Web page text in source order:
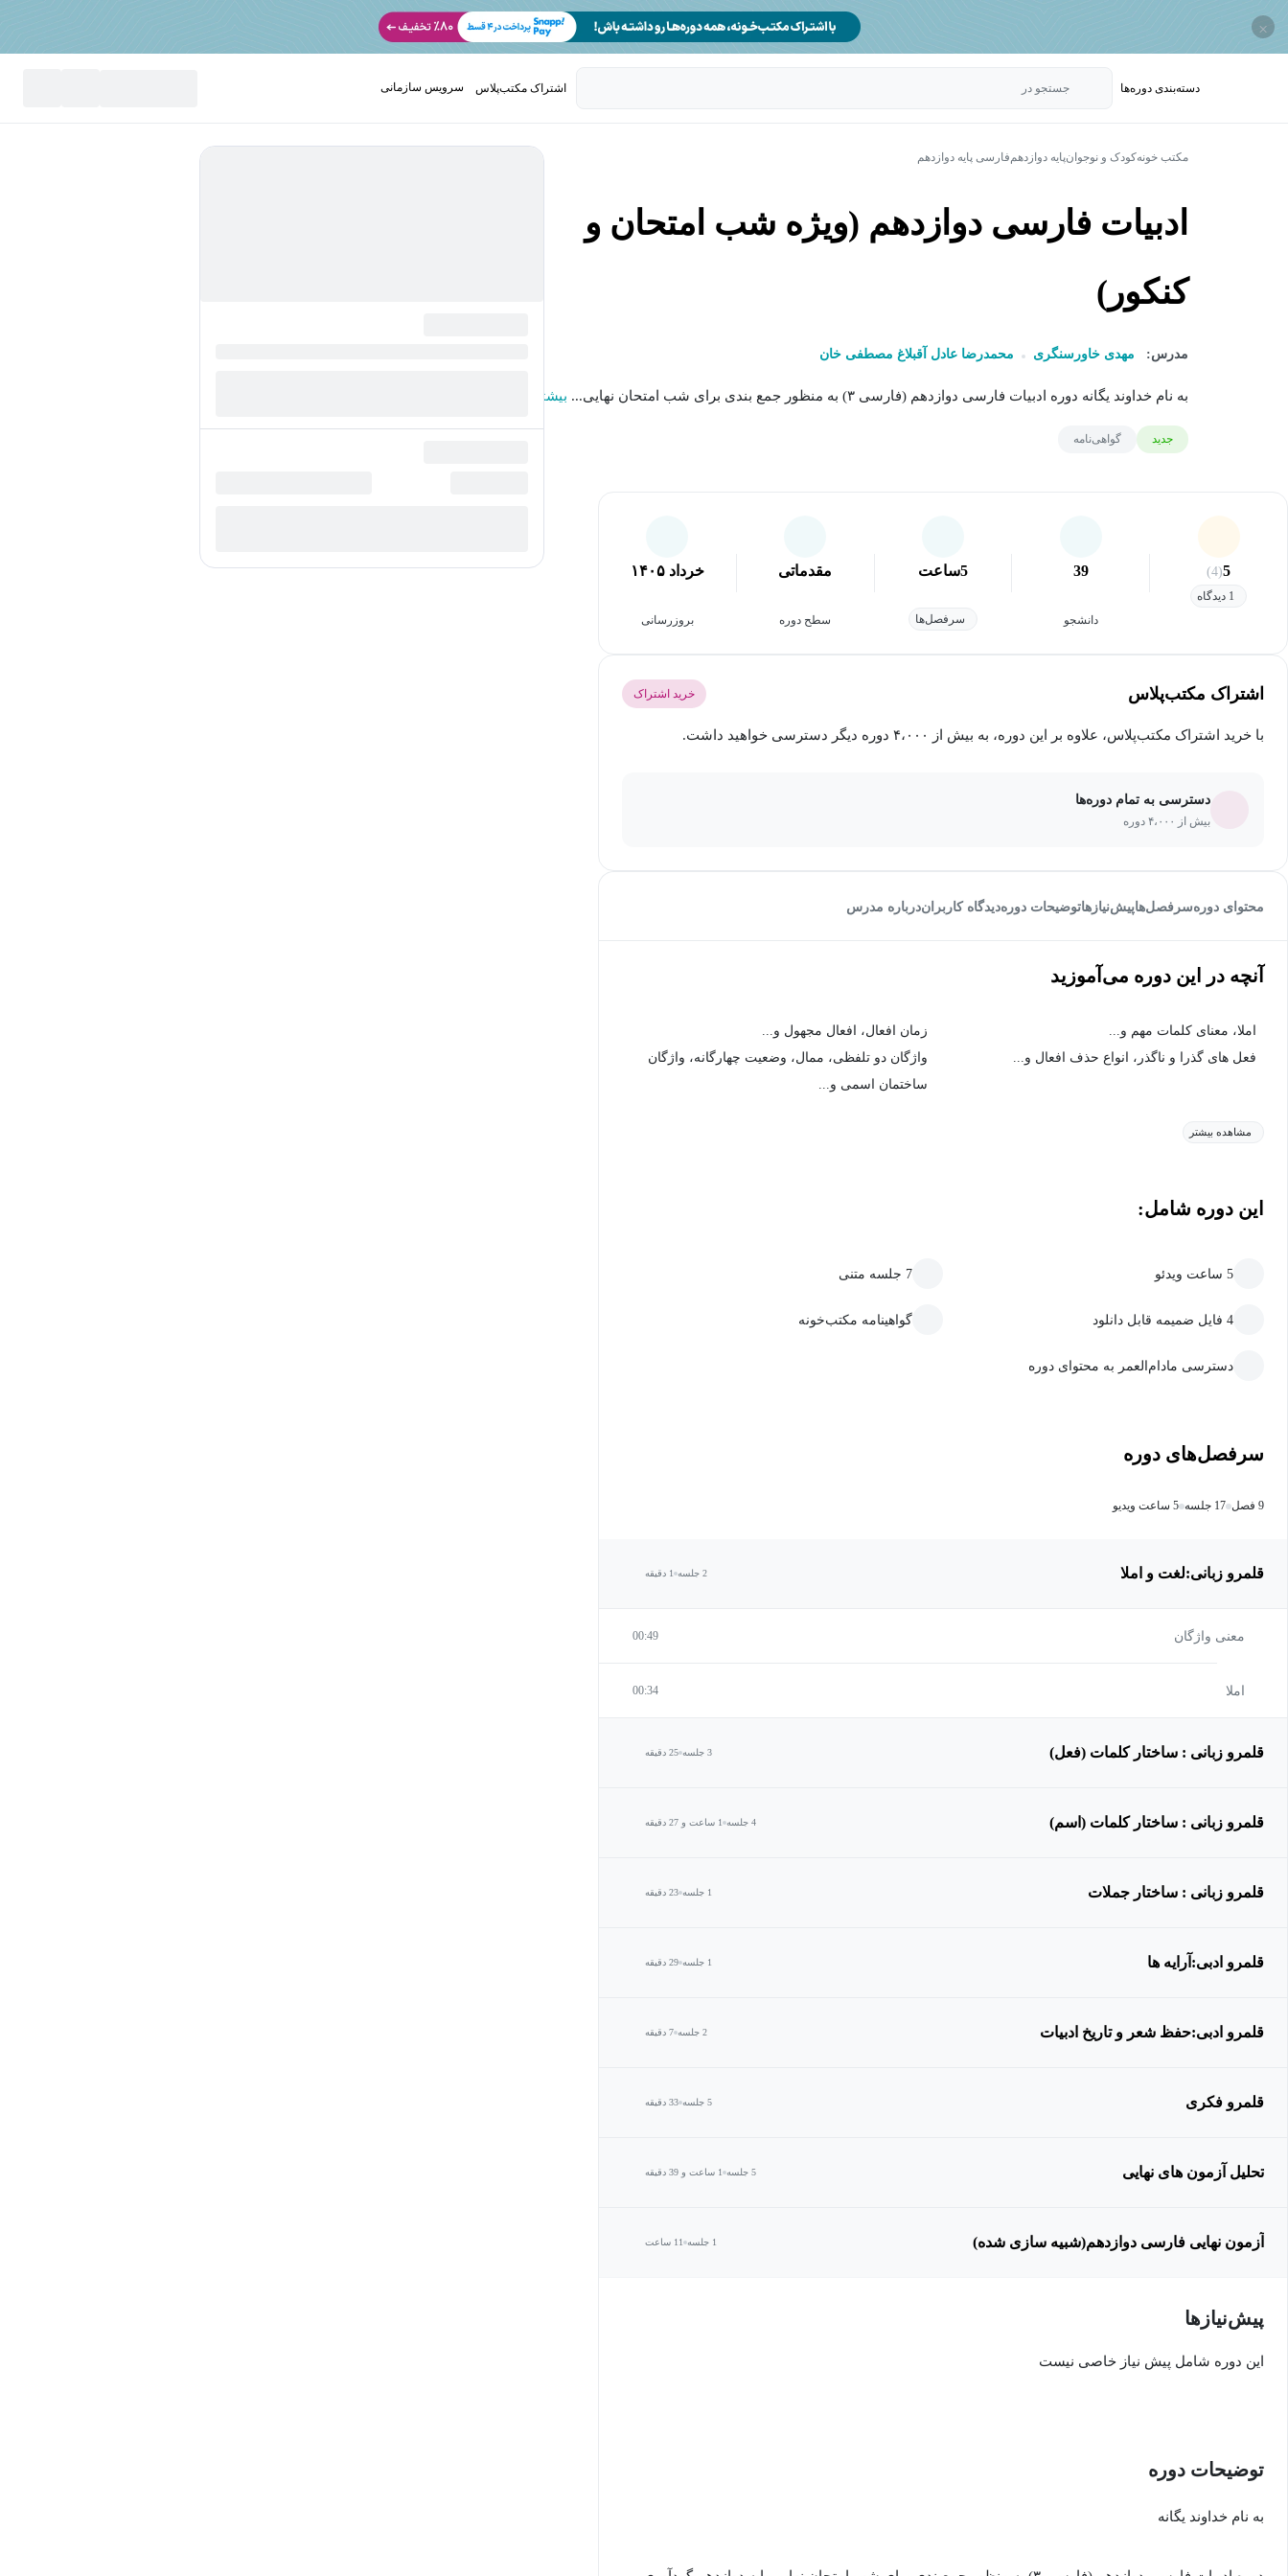
×
دسته‌بندی‌ دوره‌ها جستجو در اشتراک مکتب‌پلاس سرویس سازمانی
مکتب خونهکودک و نوجوانپایه دوازدهمفارسی پایه دوازدهم
ادبیات فارسی دوازدهم (ویژه شب امتحان و
کنکور)
مدرس: مهدی خاورسنگری محمدرضا عادل آقبلاغ مصطفی خان
به نام خداوند یگانه دوره ادبیات فارسی دوازدهم (فارسی ۳) به منظور جمع بندی برای شب امتحان نهایی... بیشتر
جدید گواهی‌نامه
5
(4)
1 دیدگاه
39
دانشجو
5ساعت
سرفصل‌ها
مقدماتی
سطح دوره بروزرسانی
خرداد ۱۴۰۵
اشتراک مکتب‌پلاس خرید اشتراک
با خرید اشتراک مکتب‌پلاس، علاوه بر این دوره، به بیش از ۴،۰۰۰ دوره دیگر دسترسی خواهید داشت.
دسترسی به تمام دوره‌ها
بیش از ۴،۰۰۰ دوره
محتوای دورهسرفصل‌هاپیش‌نیاز‌هاتوضیحات دورهدیدگاه کاربراندرباره مدرس
آنچه در این دوره می‌آموزید
املا، معنای کلمات مهم و...
زمان افعال، افعال مجهول و...
فعل های گذرا و ناگذر، انواع حذف افعال و...
واژگان دو تلفظی، ممال، وضعیت چهارگانه، واژگان
ساختمان اسمی و...
مشاهده بیشتر
این دوره شامل:
5 ساعت ویدئو 7 جلسه متنی
4 فایل ضمیمه قابل دانلود گواهینامه مکتب‌خونه
دسترسی مادام‌العمر به محتوای دوره
سرفصل‌های دوره
9 فصل 17 جلسه 5 ساعت ویدیو
قلمرو زبانی:لغت و املا 2 جلسه 1 دقیقه
معنی واژگان 00:49
املا 00:34
قلمرو زبانی : ساختار کلمات (فعل) 3 جلسه 25 دقیقه
قلمرو زبانی : ساختار کلمات (اسم) 4 جلسه 1 ساعت و 27 دقیقه
قلمرو زبانی : ساختار جملات 1 جلسه 23 دقیقه
قلمرو ادبی:آرایه ها 1 جلسه 29 دقیقه
قلمرو ادبی:حفظ شعر و تاریخ ادبیات 2 جلسه 7 دقیقه
قلمرو فکری 5 جلسه 33 دقیقه
تحلیل آزمون های نهایی 5 جلسه 1 ساعت و 39 دقیقه
آزمون نهایی فارسی دوازدهم(شبیه سازی شده) 1 جلسه 11 ساعت
پیش‌نیاز‌ها
این دوره شامل پیش نیاز خاصی نیست
توضیحات دوره
به نام خداوند یگانه